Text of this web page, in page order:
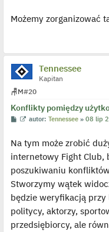
t
w
p
o
j
e
y
c
z
o
s
t
Możemy zorganizować
Tennessee
Kapitan
🪑M#20
Konflikty pomiędzy
P
t
W
w
i
e
l
o
j
e
d
y
n
autor:Tennessee »08 lip
Na tym może zrobić
internetowy Fight Club,
poszukiwaniu
Stworzymy wątek
będzie weryfikacją
politycy, aktorzy,
przedsiębiorcy, ale